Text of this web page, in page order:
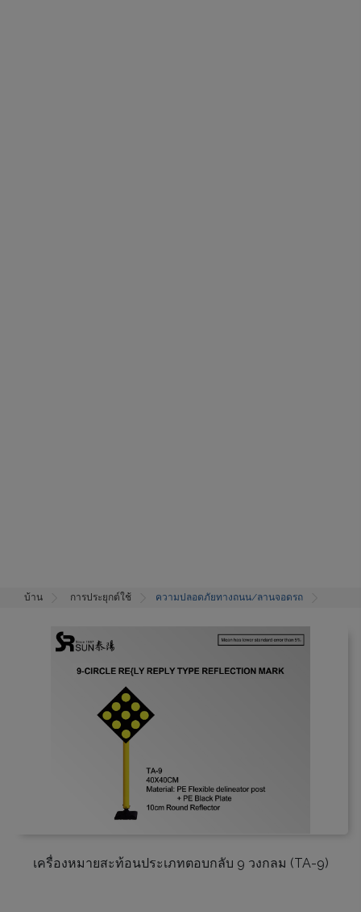
บ้าน การประยุกต์ใช้ ความปลอดภัยทางถนน/ลานจอดรถ
เครื่องหมายสะท้อนประเภทตอบกลับ 9 วงกลม (TA-9)